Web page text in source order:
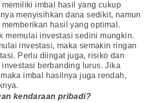
imbal hasil yang cukup
menyisihkan dana sedikit, namun
hasil yang optimal.
memulai investasi sedini mungkin.
investasi, maka semakin ringan
Perlu diingat juga, risiko dan
berbanding lurus. Jika
imbal hasilnya juga rendah,
kendaraan pribadi?